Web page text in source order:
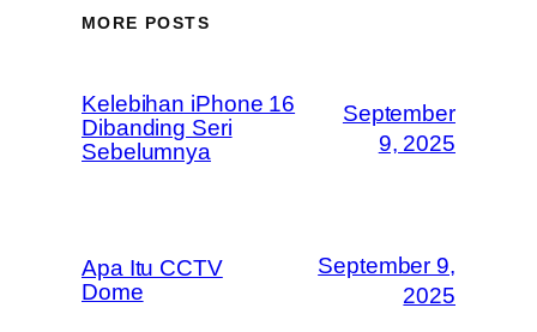
MORE POSTS
Kelebihan iPhone 16
Dibanding Seri
Sebelumnya
September
9, 2025
Apa Itu CCTV
Dome
September 9,
2025